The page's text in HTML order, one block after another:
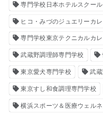
専門学校日本ホテルスクール
ヒコ・みづのジュエリーカ
専門学校東京テクニカルカ
武蔵野調理師専門学校
東京愛犬専門学校 武
東京すし和食調理専門学校
横浜スポーツ＆医療ウェル